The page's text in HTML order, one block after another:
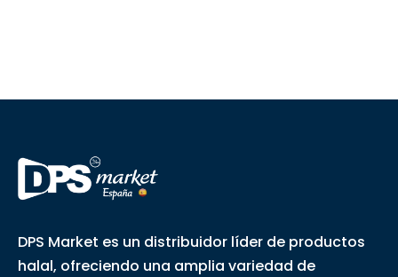
DPS Market es un distribuidor líder de productos
halal, ofreciendo una amplia variedad de